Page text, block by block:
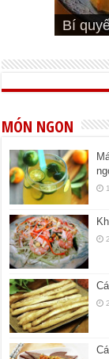
Cách
bá
Bí
Cách
đúng vị
Cách
Bật mí
ngon
MÓN NGON